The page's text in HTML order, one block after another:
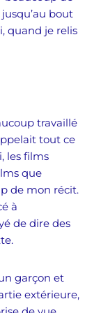
jusqu’au bout
quand je relis
travaillé
tout ce
les films
que
de mon récit.
à
de dire des
garçon et
extérieure,